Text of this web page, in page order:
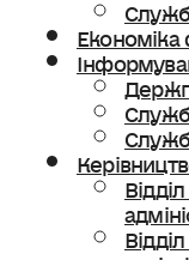
Економіка